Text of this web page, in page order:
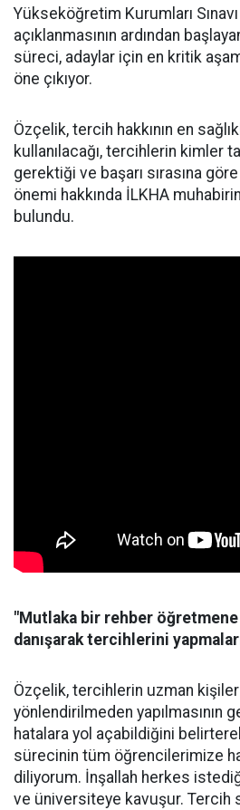
Yükseköğretim Kurumları
açıklanmasının ardından
süreci, adaylar için en kritik
öne çıkıyor.
Özçelik, tercih hakkının en
kullanılacağı, tercihlerin kimler
gerektiği ve başarı sırasına göre
önemi hakkında İLKHA
bulundu.
"Mutlaka bir rehber öğretmene
danışarak tercihlerini
Özçelik, tercihlerin uzman kişiler
yönlendirilmeden yapılmasının
hatalara yol açabildiğini
sürecinin tüm öğrencilerimize
diliyorum. İnşallah herkes
ve üniversiteye kavuşur. Tercih